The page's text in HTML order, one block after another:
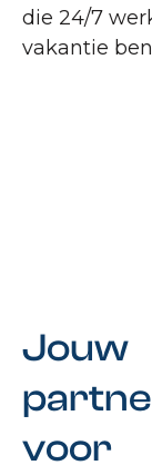
die 24/7
vakantie
Jouw
voor